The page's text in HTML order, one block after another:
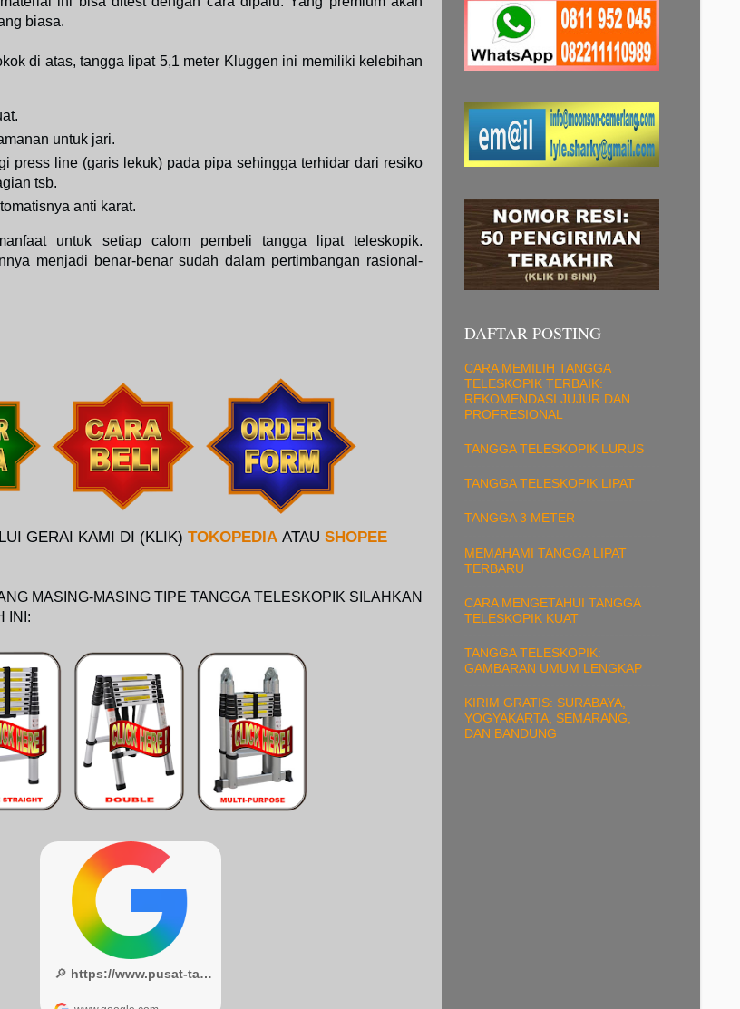
biasa.
di atas, tangga lipat 5,1 meter Kluggen ini memiliki kelebihan
untuk jari.
press line (garis lekuk) pada pipa sehingga terhidar dari resiko
tsb.
anti karat.
untuk setiap calom pembeli tangga lipat teleskopik.
menjadi benar-benar sudah dalam pertimbangan rasional-
GERAI KAMI DI (KLIK) TOKOPEDIAATAU SHOPEE
MASING-MASING TIPE TANGGA TELESKOPIK SILAHKAN
INI:
DAFTAR POSTING
CARA MEMILIH TANGGA
TELESKOPIK TERBAIK:
REKOMENDASI JUJUR DAN
PROFRESIONAL
TANGGA TELESKOPIK LURUS
TANGGA TELESKOPIK LIPAT
TANGGA 3 METER
MEMAHAMI TANGGA LIPAT
TERBARU
CARA MENGETAHUI TANGGA
TELESKOPIK KUAT
TANGGA TELESKOPIK:
GAMBARAN UMUM LENGKAP
KIRIM GRATIS: SURABAYA,
YOGYAKARTA, SEMARANG,
DAN BANDUNG